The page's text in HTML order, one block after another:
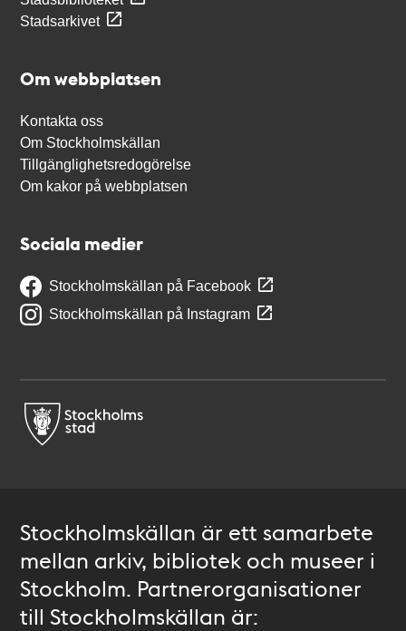
Stadsarkivet
Om webbplatsen
Kontakta oss
Om Stockholmskällan
Tillgänglighetsredogörelse
Om kakor på webbplatsen
Sociala medier
Stockholmskällan på Facebook
Stockholmskällan på Instagram
Stockholmskällan är ett samarbete
mellan arkiv, bibliotek och museer i
Stockholm. Partnerorganisationer
till Stockholmskällan är: